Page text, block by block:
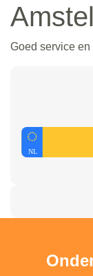
Goed service